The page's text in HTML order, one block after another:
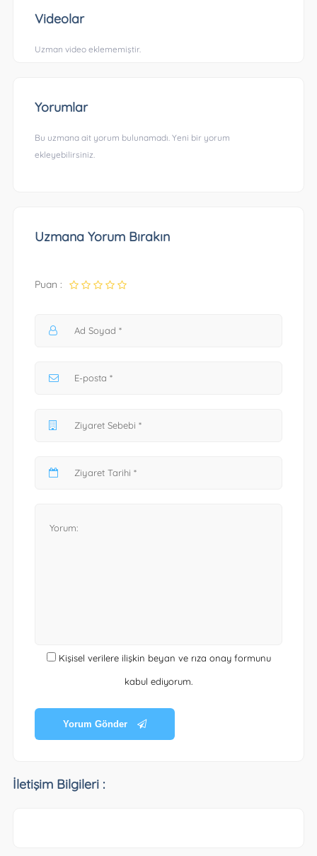
Videolar
Uzman video eklememiştir.
Yorumlar
Bu uzmana ait yorum bulunamadı. Yeni bir yorum
ekleyebilirsiniz.
Uzmana Yorum Bırakın
Puan :
Kişisel verilere ilişkin beyan ve rıza onay formunu
kabul ediyorum.
Yorum Gönder
İletişim Bilgileri :